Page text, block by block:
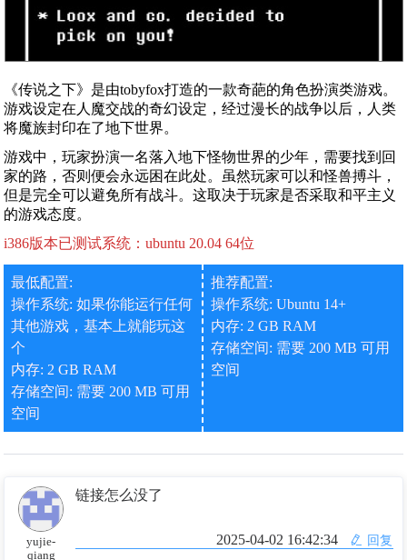
《传说之下》是由tobyfox打造的一款奇葩的角色扮演类游戏。
游戏设定在人魔交战的奇幻设定，经过漫长的战争以后，人类
将魔族封印在了地下世界。
游戏中，玩家扮演一名落入地下怪物世界的少年，需要找到回
家的路，否则便会永远困在此处。虽然玩家可以和怪兽搏斗，
但是完全可以避免所有战斗。这取决于玩家是否采取和平主义
的游戏态度。
i386版本已测试系统：ubuntu 20.04 64位
最低配置:
操作系统: 如果你能运行任何
其他游戏，基本上就能玩这
个
内存: 2 GB RAM
存储空间: 需要 200 MB 可用
空间
推荐配置:
操作系统: Ubuntu 14+
内存: 2 GB RAM
存储空间: 需要 200 MB 可用
空间
yujie-
qiang
链接怎么没了
2025-04-02 16:42:34 回复